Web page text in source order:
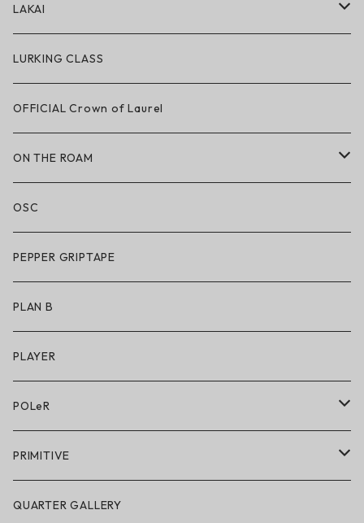
アパレル
ハードグッズ
LAKAI
LAKAI × POLeR
LAKAI × CHOCOLATE
LAKAI × RIPNDIP
シューズ
アパレル
アクセサリー
キッズシューズ
LURKING CLASS
OFFICIAL Crown of Laurel
ON THE ROAM
アパレル
サングラス
アンダーウェア
シューズ
アクセサリー・小物
OSC
PEPPER GRIPTAPE
PLAN B
PLAYER
POLeR
POLeR × GRIZZLY
POLeR × LAKAI
PRIMITIVE
アパレル
QUARTER GALLERY